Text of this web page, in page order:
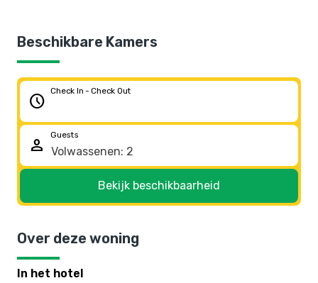
Beschikbare Kamers
schedule
Check In - Check Out
person
Guests
Bekijk beschikbaarheid
Over deze woning
In het hotel